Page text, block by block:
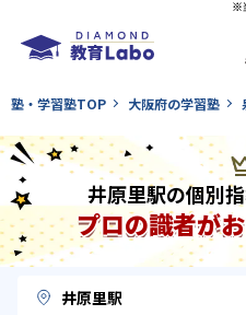
塾・学習塾TOP 大阪府の学習塾
井原里駅の個別
プロの識者が
井原里駅